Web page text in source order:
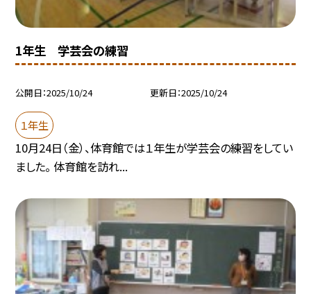
1年生 学芸会の練習
公開日 2025/10/24 更新日 2025/10/24
１年生
10月24日（金）、体育館では１年生が学芸会の練習をしてい
ました。 体育館を訪れ...